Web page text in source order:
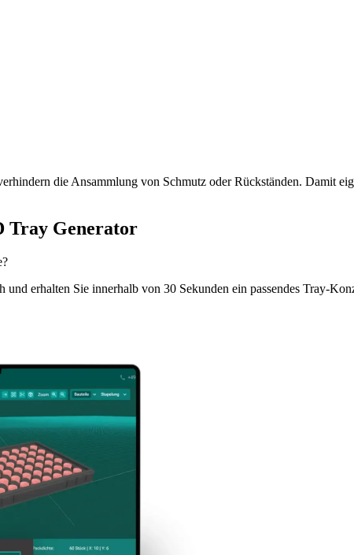
die Ansammlung von Schmutz oder Rückständen. Damit
Tray Generator
und erhalten Sie innerhalb von 30 Sekunden ein passendes Tray-